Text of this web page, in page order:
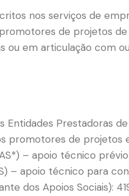
nos serviços de
de projetos
ou em articulação com
Entidades Prestadoras
promotores de projetos
– apoio técnico
– apoio técnico para
dos Apoios Sociais):